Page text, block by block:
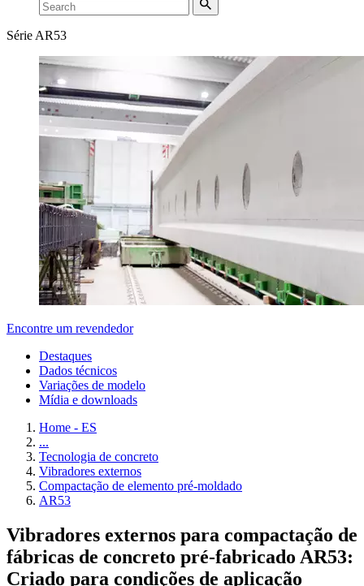
Série AR53
Encontre um revendedor
Destaques
Dados técnicos
Variações de modelo
Mídia e downloads
Home - ES
...
Tecnologia de concreto
Vibradores externos
Compactação de elemento pré-moldado
AR53
Vibradores externos para compactação de
fábricas de concreto pré-fabricado AR53:
Criado para condições de aplicação